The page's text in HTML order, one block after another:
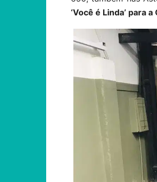
‘Você é Linda’ para